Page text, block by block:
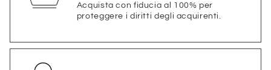
Acquista con fiducia al 100% per
proteggere i diritti degli acquirenti.